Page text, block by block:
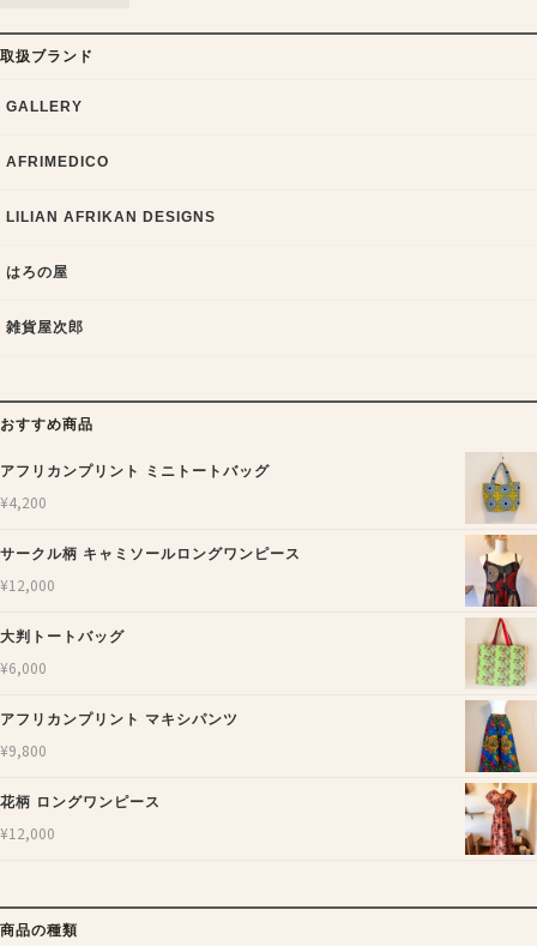
取扱ブランド
GALLERY
AFRIMEDICO
LILIAN AFRIKAN DESIGNS
はろの屋
雑貨屋次郎
おすすめ商品
アフリカンプリント ミニトートバッグ
¥4,200
サークル柄 キャミソールロングワンピース
¥12,000
大判トートバッグ
¥6,000
アフリカンプリント マキシパンツ
¥9,800
花柄 ロングワンピース
¥12,000
商品の種類